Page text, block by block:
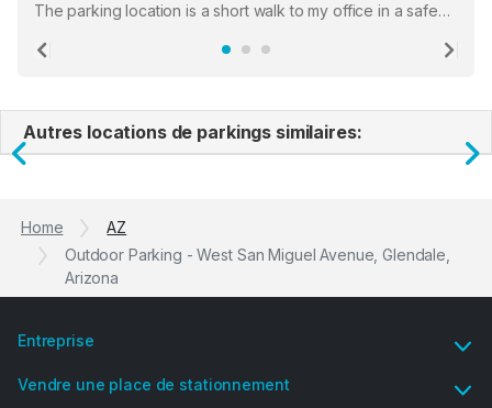
The parking location is a short walk to my office in a safe
the staff who serve as a third party in distributing the
Previous
Autres locations de parkings similaires:
Previous
Home
AZ
Outdoor Parking - West San Miguel Avenue, Glendale,
Arizona
Entreprise
Vendre une place de stationnement